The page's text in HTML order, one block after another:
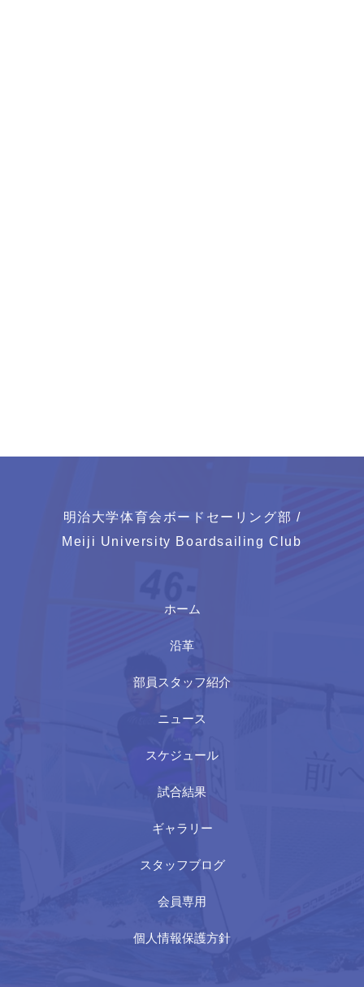
明治大学体育会ボードセーリング部 /
Meiji University Boardsailing Club
ホーム
沿革
部員スタッフ紹介
ニュース
スケジュール
試合結果
ギャラリー
スタッフブログ
会員専用
個人情報保護方針